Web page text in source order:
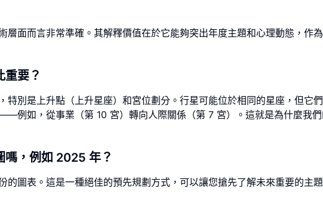
層面而言非常準確。其解釋價值在於它能夠突出年度主題和心理動態，作
重要？
特別是上升點（上升星座）和宮位劃分。行星可能位於相同的星座，但它
例如，從事業（第 10 宮）轉向人際關係（第 7 宮）。這就是為什麼我
嗎，例如 2025 年？
的圖表。這是一種絕佳的預先規劃方式，可以讓您搶先了解未來重要的主